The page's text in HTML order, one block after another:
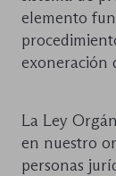
elemento
exoneración
La Ley
en nuestro
personas